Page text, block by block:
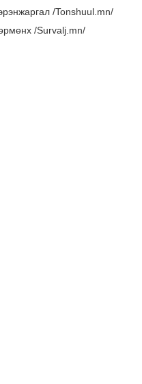
/Tonshuul.mn/
/Survalj.mn/